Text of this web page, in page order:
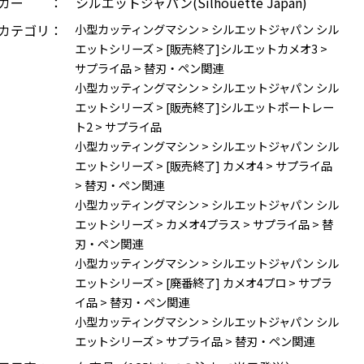
テゴリ：
小型カッティングマシン > シルエットジャパン シル
エットシリーズ> [販売終了]シルエットカメオ3 >
サプライ品> 替刃・ペン関連
小型カッティングマシン > シルエットジャパン シル
エットシリーズ> [販売終了]シルエットポートレー
ト2> サプライ品
小型カッティングマシン > シルエットジャパン シル
エットシリーズ> [販売終了] カメオ4> サプライ品
> 替刃・ペン関連
小型カッティングマシン > シルエットジャパン シル
エットシリーズ> カメオ4プラス > サプライ品> 替
刃・ペン関連
小型カッティングマシン > シルエットジャパン シル
エットシリーズ> [廃番終了] カメオ4プロ > サプラ
イ品> 替刃・ペン関連
小型カッティングマシン > シルエットジャパン シル
エットシリーズ> サプライ品> 替刃・ペン関連